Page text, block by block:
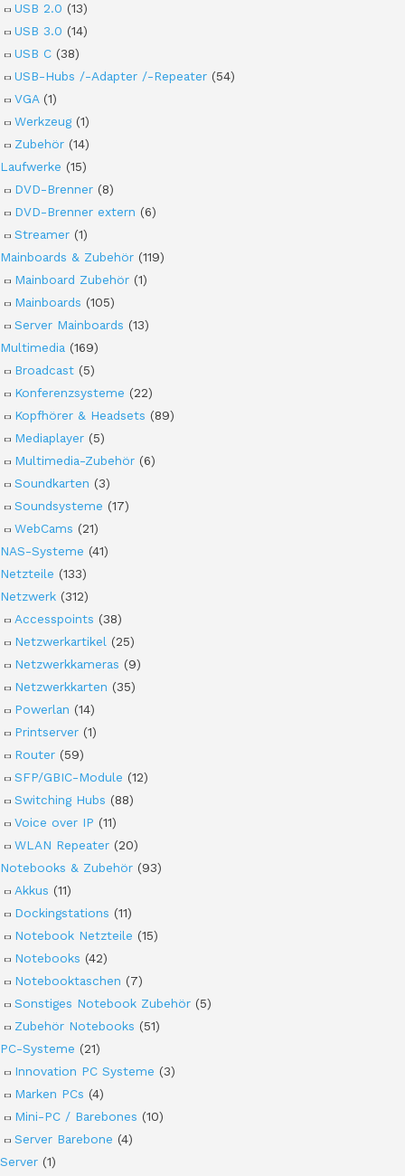
USB 2.0 (13)
USB 3.0 (14)
USB C (38)
USB-Hubs /-Adapter /-Repeater (54)
VGA (1)
Werkzeug (1)
Zubehör (14)
Laufwerke (15)
DVD-Brenner (8)
DVD-Brenner extern (6)
Streamer (1)
Mainboards & Zubehör (119)
Mainboard Zubehör (1)
Mainboards (105)
Server Mainboards (13)
Multimedia (169)
Broadcast (5)
Konferenzsysteme (22)
Kopfhörer & Headsets (89)
Mediaplayer (5)
Multimedia-Zubehör (6)
Soundkarten (3)
Soundsysteme (17)
WebCams (21)
NAS-Systeme (41)
Netzteile (133)
Netzwerk (312)
Accesspoints (38)
Netzwerkartikel (25)
Netzwerkkameras (9)
Netzwerkkarten (35)
Powerlan (14)
Printserver (1)
Router (59)
SFP/GBIC-Module (12)
Switching Hubs (88)
Voice over IP (11)
WLAN Repeater (20)
Notebooks & Zubehör (93)
Akkus (11)
Dockingstations (11)
Notebook Netzteile (15)
Notebooks (42)
Notebooktaschen (7)
Sonstiges Notebook Zubehör (5)
Zubehör Notebooks (51)
PC-Systeme (21)
Innovation PC Systeme (3)
Marken PCs (4)
Mini-PC / Barebones (10)
Server Barebone (4)
Server (1)